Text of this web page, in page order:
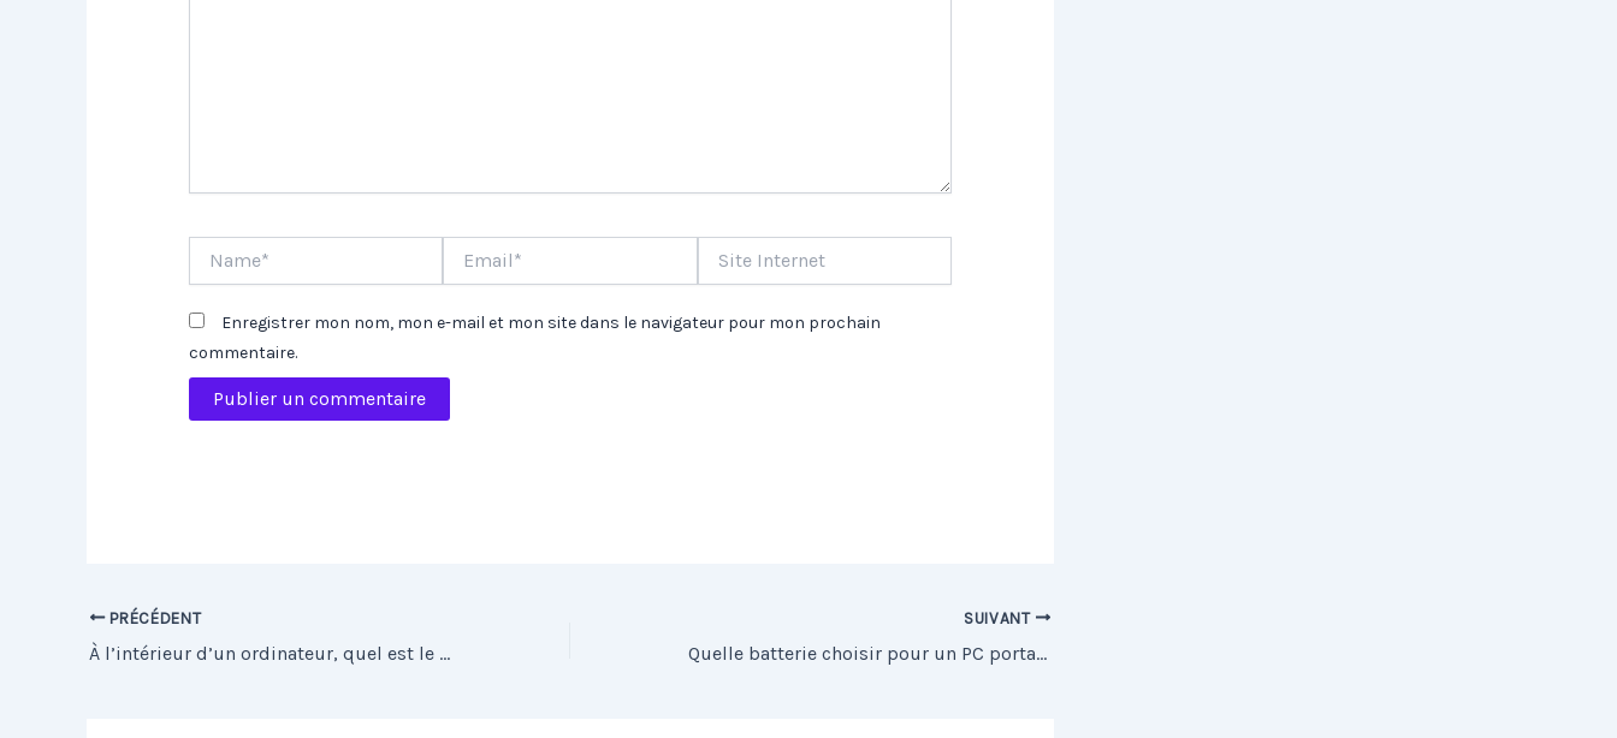
Internet
Enregistrer mon nom, mon e-mail et mon site dans le navigateur pour mon prochain
commentaire.
PRÉCÉDENT
À l’intérieur d’un ordinateur, quel est le composant clé ?
SUIVANT
Quelle batterie choisir pour un PC portable HP ?